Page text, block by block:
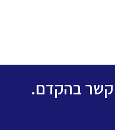
קשר בהקדם.